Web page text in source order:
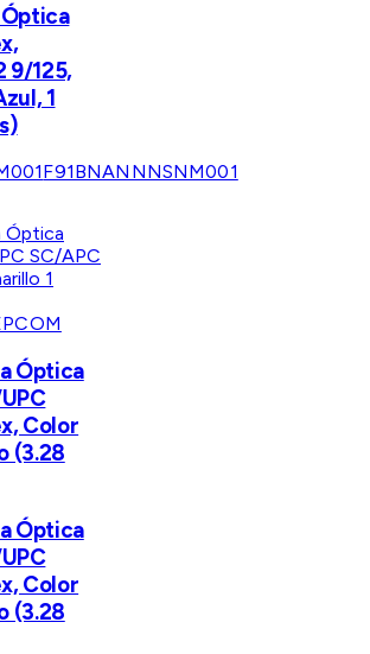
9/125,
1
F91BNANNNSNM001
Óptica
Color
(3.28
Óptica
Color
(3.28